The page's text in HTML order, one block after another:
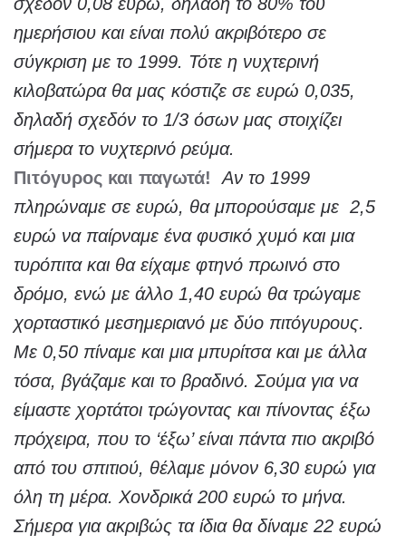
ημερήσιου και είναι πολύ ακριβότερο σε
σύγκριση με το 1999. Τότε η νυχτερινή
κιλοβατώρα θα μας κόστιζε σε ευρώ 0,035,
δηλαδή σχεδόν το 1/3 όσων μας στοιχίζει
σήμερα το νυχτερινό ρεύμα.
Πιτόγυρος και παγωτά!
Αν το 1999
πληρώναμε σε ευρώ, θα μπορούσαμε με 2,5
ευρώ να παίρναμε ένα φυσικό χυμό και μια
τυρόπιτα και θα είχαμε φτηνό πρωινό στο
δρόμο, ενώ με άλλο 1,40 ευρώ θα τρώγαμε
χορταστικό μεσημεριανό με δύο πιτόγυρους.
Με 0,50 πίναμε και μια μπυρίτσα και με άλλα
τόσα, βγάζαμε και το βραδινό. Σούμα για να
είμαστε χορτάτοι τρώγοντας και πίνοντας έξω
πρόχειρα, που το ‘έξω’ είναι πάντα πιο ακριβό
από του σπιτιού, θέλαμε μόνον 6,30 ευρώ για
όλη τη μέρα. Χονδρικά 200 ευρώ το μήνα.
Σήμερα για ακριβώς τα ίδια θα δίναμε 22 ευρώ